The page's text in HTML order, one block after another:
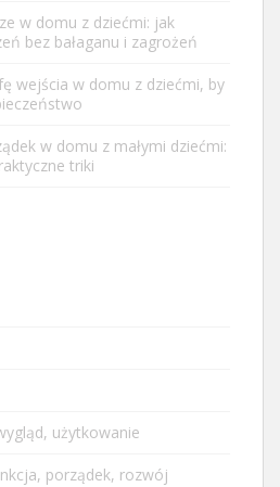
w domu z dziećmi: jak
bez bałaganu i zagrożeń
wejścia w domu z dziećmi, by
w domu z małymi dziećmi:
triki
użytkowanie
porządek, rozwój